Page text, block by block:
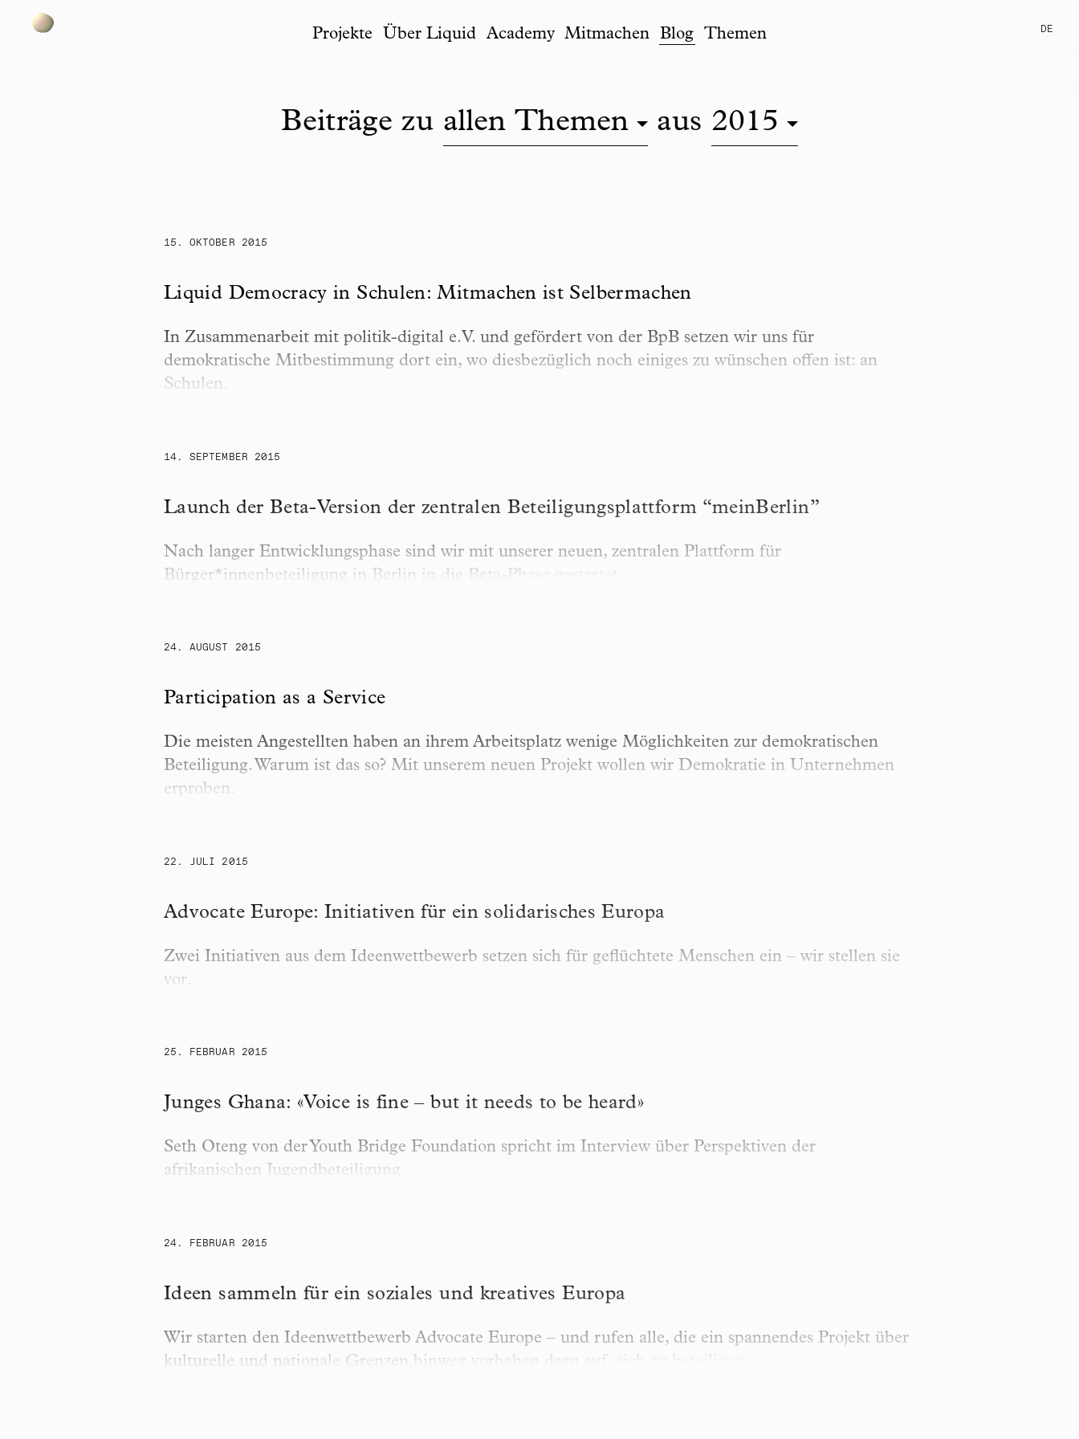
Projekte Über Liquid Academy Mitmachen Blog Themen DE
Beiträge zu allen Themen aus 2015
Liquid Democracy in Schulen: Mitmachen ist Selbermachen
15. OKTOBER 2015
Liquid Democracy in Schulen: Mitmachen ist Selbermachen
In Zusammenarbeit mit politik-digital e.V. und gefördert von der BpB setzen wir uns für
demokratische Mitbestimmung dort ein, wo diesbezüglich noch einiges zu wünschen offen ist: an
Schulen.
Launch der Beta-Version der zentralen Beteiligungsplattform “meinBerlin”
14. SEPTEMBER 2015
Launch der Beta-Version der zentralen Beteiligungsplattform “meinBerlin”
Nach langer Entwicklungsphase sind wir mit unserer neuen, zentralen Plattform für
Bürger*innenbeteiligung in Berlin in die Beta-Phase gestartet.
Participation as a Service
24. AUGUST 2015
Participation as a Service
Die meisten Angestellten haben an ihrem Arbeitsplatz wenige Möglichkeiten zur demokratischen
Beteiligung. Warum ist das so? Mit unserem neuen Projekt wollen wir Demokratie in Unternehmen
erproben.
Advocate Europe: Initiativen für ein solidarisches Europa
22. JULI 2015
Advocate Europe: Initiativen für ein solidarisches Europa
Zwei Initiativen aus dem Ideenwettbewerb setzen sich für geflüchtete Menschen ein – wir stellen sie
vor.
Junges Ghana: «Voice is fine – but it needs to be heard»
25. FEBRUAR 2015
Junges Ghana: «Voice is fine – but it needs to be heard»
Seth Oteng von der Youth Bridge Foundation spricht im Interview über Perspektiven der
afrikanischen Jugendbeteiligung.
Ideen sammeln für ein soziales und kreatives Europa
24. FEBRUAR 2015
Ideen sammeln für ein soziales und kreatives Europa
Wir starten den Ideenwettbewerb Advocate Europe – und rufen alle, die ein spannendes Projekt über
kulturelle und nationale Grenzen hinweg vorhaben dazu auf, sich zu beteiligen.